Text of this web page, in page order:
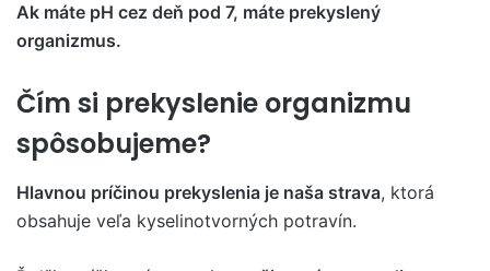
Ak máte pH cez deň pod 7, máte prekyslený
organizmus.
Čím si prekyslenie organizmu
spôsobujeme?
Hlavnou príčinou prekyslenia je naša strava, ktorá
obsahuje veľa kyselinotvorných potravín.